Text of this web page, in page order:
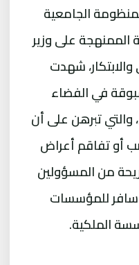
الجامعية
الممنهجة على وزير
شهدت
في الفضاء
والتي تبرهن على أن
أو تفاقم أعراض
من المسؤولين
سافر للمؤسسات
الملكية.